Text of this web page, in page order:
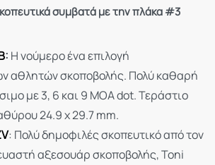
συμβατά με την πλάκα #3
: Η νούμερο ένα επιλογή
αθλητών σκοποβολής. Πολύ καθαρή
με 3, 6 και 9 MOA dot. Τεράστιο
24.9 x 29.7 mm.
: Πολύ δημοφιλές σκοπευτικό από τον
αξεσουάρ σκοποβολής, Toni